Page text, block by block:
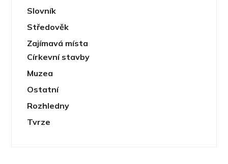
Slovník
Středověk
Zajímavá místa
Církevní stavby
Muzea
Ostatní
Rozhledny
Tvrze